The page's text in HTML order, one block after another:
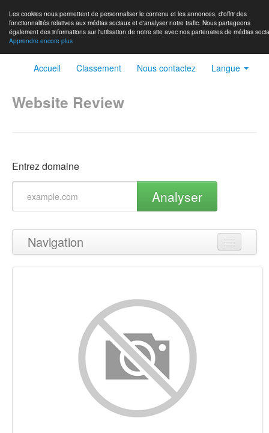
Les cookies nous permettent de personnaliser le contenu et les annonces, d'offrir des
fonctionnalités relatives aux médias sociaux et d'analyser notre trafic. Nous partageons
également des informations sur l'utilisation de notre site avec nos partenaires de médias
Apprendre encore plus
Accueil Classement Nous contactez Langue
Website Review
Entrez domaine
Analyser
Navigation
Haut de page
Mots-clefs
Ergonomie
Document